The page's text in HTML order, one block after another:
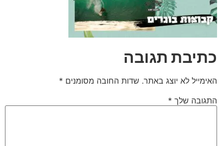
כתיבת תגובה
האימייל לא יוצג באתר. שדות החובה מסומנים *
התגובה שלך *